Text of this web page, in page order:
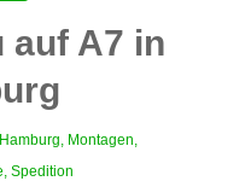
auf A7 in
Hamburg Montagen
Spedition